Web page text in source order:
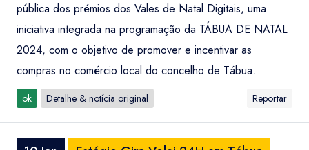
pública dos prémios dos Vales de Natal Digitais, uma
iniciativa integrada na programação da TÁBUA DE NATAL
2024, com o objetivo de promover e incentivar as
compras no comércio local do concelho de Tábua.
ok Detalhe & notícia original Reportar